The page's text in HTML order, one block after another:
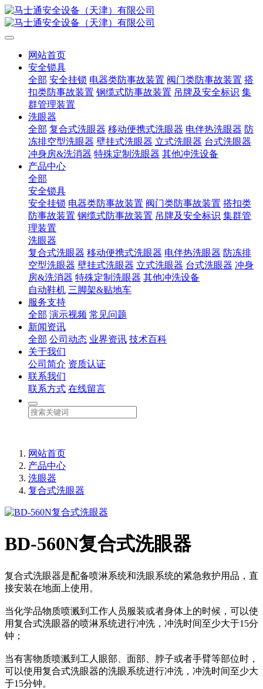
网站首页
安全锁具
全部 安全挂锁 电器类防事故装置 阀门类防事故装置 搭
扣类防事故装置 钢缆式防事故装置 吊牌及安全标识 集
群管理装置
洗眼器
全部 复合式洗眼器 移动便携式洗眼器 电伴热洗眼器 防
冻排空型洗眼器 壁挂式洗眼器 立式洗眼器 台式洗眼器
冲身房&洗消器 特殊定制洗眼器 其他冲洗设备
产品中心
全部
安全锁具
安全挂锁 电器类防事故装置 阀门类防事故装置 搭扣类
防事故装置 钢缆式防事故装置 吊牌及安全标识 集群管
理装置
洗眼器
复合式洗眼器 移动便携式洗眼器 电伴热洗眼器 防冻排
空型洗眼器 壁挂式洗眼器 立式洗眼器 台式洗眼器 冲身
房&洗消器 特殊定制洗眼器 其他冲洗设备
自动鞋机 三脚架&贴地车
服务支持
全部 演示视频 常见问题
新闻资讯
全部 公司动态 业界资讯 技术百科
关于我们
公司简介 资质认证
联系我们
联系方式 在线留言
网站首页
产品中心
洗眼器
复合式洗眼器
BD-560N复合式洗眼器
复合式洗眼器是配备喷淋系统和洗眼系统的紧急救护用品，直
接安装在地面上使用。
当化学品物质喷溅到工作人员服装或者身体上的时候，可以使
用复合式洗眼器的喷淋系统进行冲洗，冲洗时间至少大于15分
钟；
当有害物质喷溅到工人眼部、面部、脖子或者手臂等部位时，
可以使用复合式洗眼器的洗眼系统进行冲洗，冲洗时间至少大
于15分钟。